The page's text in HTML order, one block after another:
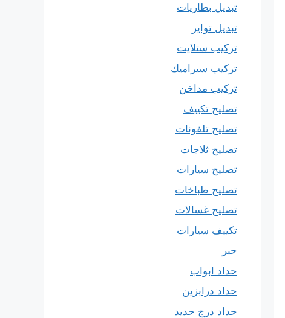
تبديل بطاريات
تبديل تواير
تركيب ستلايت
تركيب سيراميك
تركيب مداخن
تصليح تكييف
تصليح تلفونات
تصليح ثلاجات
تصليح سيارات
تصليح طباخات
تصليح غسالات
تكييف سيارات
حبر
حداد ابواب
حداد درابزين
حداد درج حديد